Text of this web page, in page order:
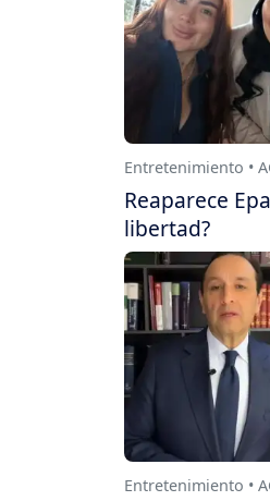
Entretenimiento •
Reaparece
libertad?
Entretenimiento •